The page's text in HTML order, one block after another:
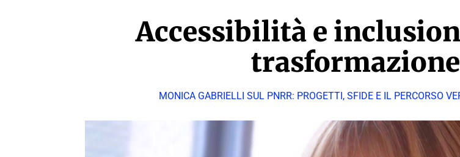
Accessibilità e
MONICA GABRIELLI SUL PNRR: PROGETTI, SFIDE E IL PERCORSO